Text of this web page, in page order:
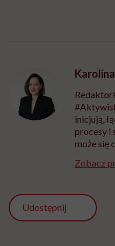
inicjują,
procesy i
może się
Zobacz
Udostępnij